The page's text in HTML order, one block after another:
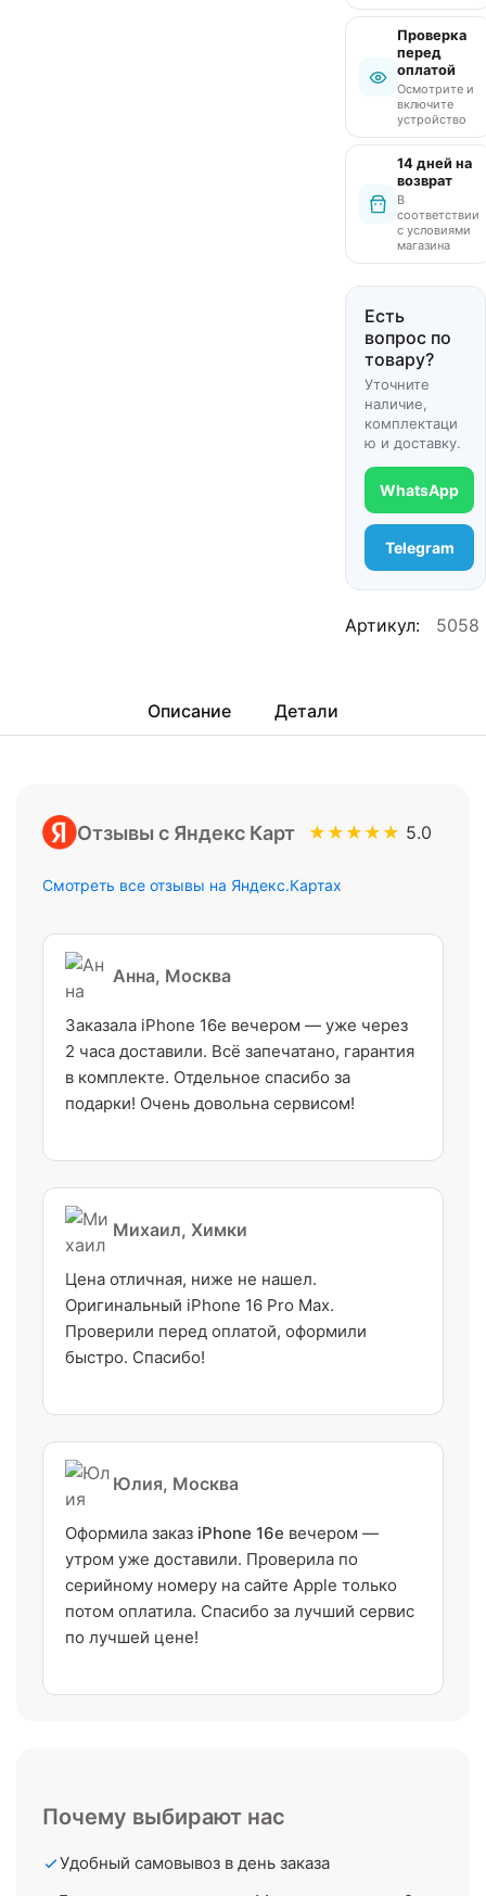
Проверка
перед
оплатой
Осмотрите и
включите
устройство
14 дней на
возврат
В
соответствии
с условиями
магазина
Есть
вопрос по
товару?
Уточните
наличие,
комплектаци
ю и доставку.
WhatsApp
Telegram
Артикул: 5058
Описание Детали
Отзывы с Яндекс Карт ★★★★★ 5.0
Смотреть все отзывы на Яндекс.Картах
Анна, Москва
Заказала iPhone 16e вечером — уже через
2 часа доставили. Всё запечатано, гарантия
в комплекте. Отдельное спасибо за
подарки! Очень довольна сервисом!
Михаил, Химки
Цена отличная, ниже не нашел.
Оригинальный iPhone 16 Pro Max.
Проверили перед оплатой, оформили
быстро. Спасибо!
Юлия, Москва
Оформила заказ iPhone 16e вечером —
утром уже доставили. Проверила по
серийному номеру на сайте Apple только
потом оплатила. Спасибо за лучший сервис
по лучшей цене!
Почему выбирают нас
Удобный самовывоз в день заказа